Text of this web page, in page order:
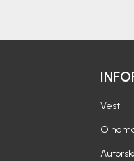
Vesti
O